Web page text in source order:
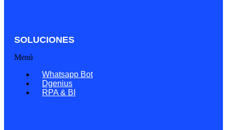
SOLUCIONES
Menú
Whatsapp Bot
Dgenius
RPA & BI